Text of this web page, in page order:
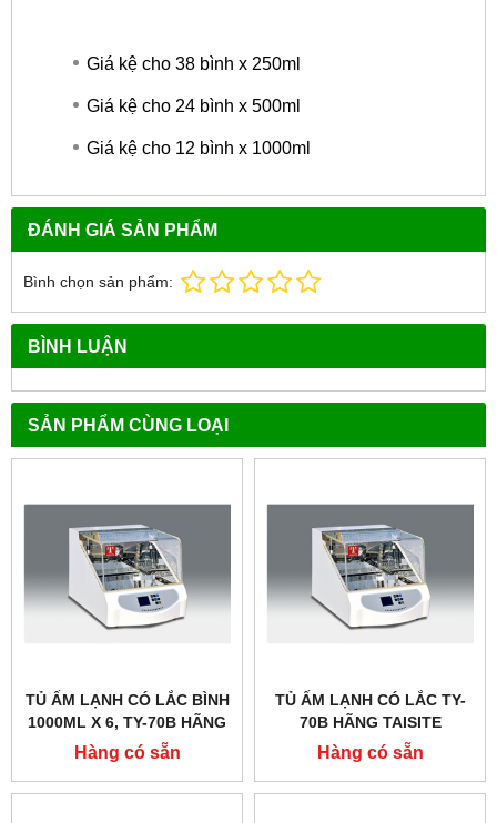
Giá kệ cho 38 bình x 250ml
Giá kệ cho 24 bình x 500ml
Giá kệ cho 12 bình x 1000ml
ĐÁNH GIÁ SẢN PHẨM
Bình chọn sản phẩm:
BÌNH LUẬN
SẢN PHẨM CÙNG LOẠI
TỦ ẤM LẠNH CÓ LẮC BÌNH
1000ML X 6, TY-70B HÃNG
TAISITE
Hàng có sẵn
TỦ ẤM LẠNH CÓ LẮC TY-
70B HÃNG TAISITE
Hàng có sẵn